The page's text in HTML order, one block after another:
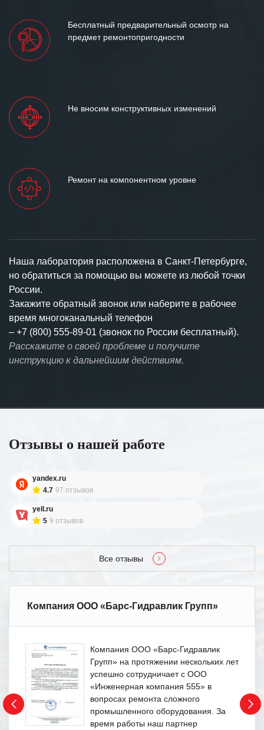
Бесплатный предварительный осмотр на
предмет ремонтопригодности
Не вносим конструктивных изменений
Ремонт на компонентном уровне
Наша лаборатория расположена в Санкт-Петербурге,
но обратиться за помощью вы можете из любой точки
России.
Закажите обратный звонок или наберите в рабочее
время многоканальный телефон
– +7 (800) 555-89-01 (звонок по России бесплатный).
Расскажите о своей проблеме и получите
инструкцию к дальнейшим действиям.
Отзывы о нашей работе
yandex.ru
4.7 97 отзывов
yell.ru
5 9 отзывов
Все отзывы
Компания ООО «Барс-Гидравлик Групп»
Компания ООО «Барс-Гидравлик
Групп» на протяжении нескольких лет
успешно сотрудничает с ООО
«Инженерная компания 555» в
вопросах ремонта сложного
промышленного оборудования. За
время работы наш партнер